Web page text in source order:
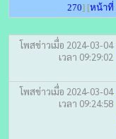
270] [หน้าที่
โพสข่าวเมื่อ 2024-03-04
เวลา 09:29:02
โพสข่าวเมื่อ 2024-03-04
เวลา 09:24:58